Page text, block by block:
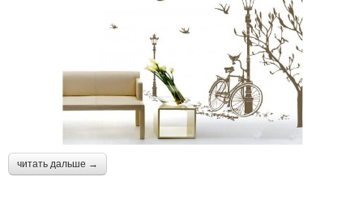
читать дальше →